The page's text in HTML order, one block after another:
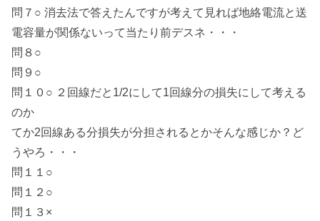
問７○ 消去法で答えたんですが考えて見れば地絡電流と送
電容量が関係ないって当たり前デスネ・・・
問８○
問９○
問１０○ ２回線だと1/2にして1回線分の損失にして考える
のか
てか2回線ある分損失が分担されるとかそんな感じか？ど
うやろ・・・
問１１○
問１２○
問１３×